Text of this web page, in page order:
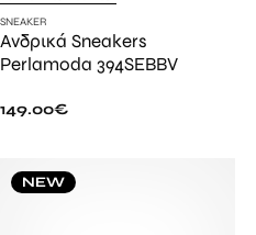
SNEAKER
Ανδρικά Sneakers
Perlamoda 394SEBBV
149.00€
NEW